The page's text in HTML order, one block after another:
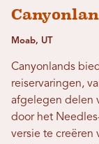
Moab, UT
Canyonlands
reiservaringen,
afgelegen delen
door het
versie te creëren